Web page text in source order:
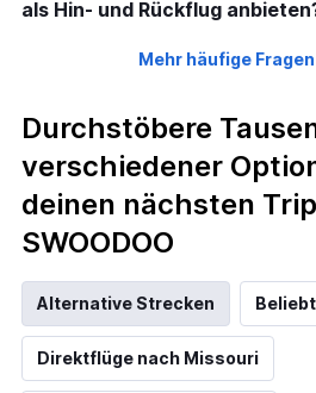
als Hin- und Rückflug
Mehr häufige
Durchstöbere
verschiedener
deinen nächsten
SWOODOO
Alternative Strecken
Direktflüge nach Missouri